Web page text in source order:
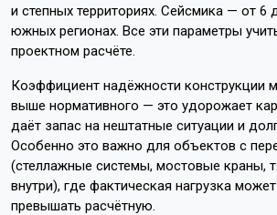
и степных территориях. Сейсмика — от 6
южных регионах. Все эти параметры
проектном расчёте.
Коэффициент надёжности конструкции
выше нормативного — это удорожает
даёт запас на нештатные ситуации и
Особенно это важно для объектов с
(стеллажные системы, мостовые краны,
внутри), где фактическая нагрузка
превышать расчётную.